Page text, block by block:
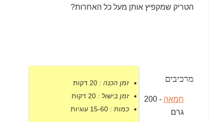
הטריק שמקפיץ אותן מעל כל האחרות?
זמן הכנה : 20 דקות
זמן בישול : 20 דקות
כמות : 15-60 עוגיות
מרכיבים
חמאה
- 200
גרם